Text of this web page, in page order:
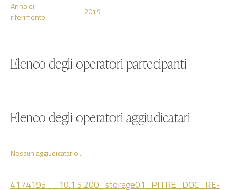
Anno di
riferimento:
2019
Elenco degli operatori partecipanti
Elenco degli operatori aggiudicatari
Nessun aggiudicatario...
4174195__10.1.5.200_storage01_PITRE_DOC_RE-